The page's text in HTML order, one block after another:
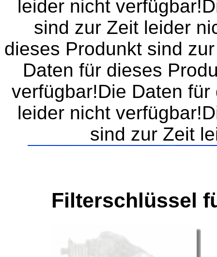
leider nicht
sind zur Zeit leider
dieses Produnkt sind
Daten für dieses
verfügbar!Die Daten
leider nicht
sind zur Zeit
Filterschlüssel